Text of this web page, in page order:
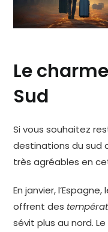
Le
Sud
Si vous souhaitez
destinations du sud
très agréables en
En janvier,
offrent des
sévit plus au nord.